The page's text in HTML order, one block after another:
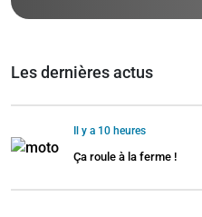
Les dernières actus
Il y a 10 heures
Ça roule à la ferme !